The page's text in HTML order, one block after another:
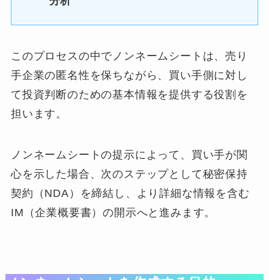
このプロセスの中でノンネームシートは、売り
手企業の匿名性を保ちながら、買い手側に対し
て投資判断のための基本情報を提供する役割を
担います。
ノンネームシートの提示によって、買い手が関
心を示した場合、次のステップとして秘密保持
契約（NDA）を締結し、より詳細な情報を含む
IM（企業概要書）の開示へと進みます。